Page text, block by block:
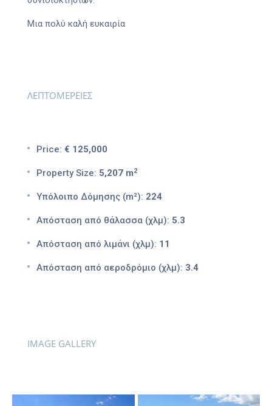
Μια πολύ καλή ευκαιρία
ΛΕΠΤΟΜΕΡΕΙΕΣ
Price: € 125,000
Property Size: 5,207 m2
Υπόλοιπο Δόμησης (m²): 224
Απόσταση από θάλασσα (χλμ): 5.3
Απόσταση από λιμάνι (χλμ): 11
Απόσταση από αεροδρόμιο (χλμ): 3.4
IMAGE GALLERY